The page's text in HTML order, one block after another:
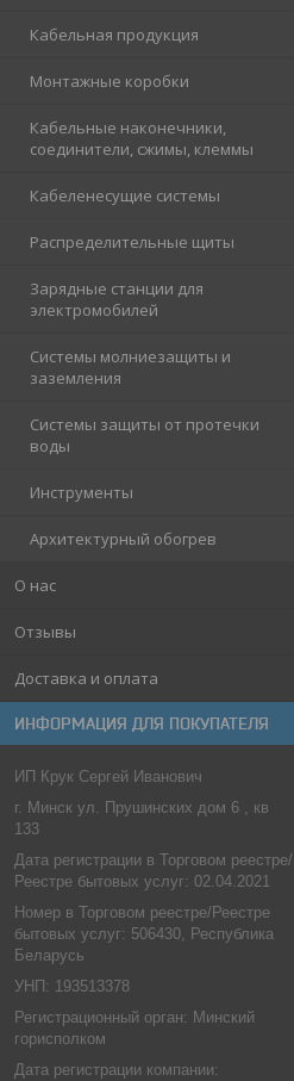
Кабельная продукция
Монтажные коробки
Кабельные наконечники,
соединители, сжимы, клеммы
Кабеленесущие системы
Распределительные щиты
Зарядные станции для
электромобилей
Системы молниезащиты и
заземления
Системы защиты от протечки
воды
Инструменты
Архитектурный обогрев
О нас
Отзывы
Доставка и оплата
ИНФОРМАЦИЯ ДЛЯ ПОКУПАТЕЛЯ
ИП Крук Сергей Иванович
г. Минск ул. Прушинских дом 6 , кв
133
Дата регистрации в Торговом реестре/
Реестре бытовых услуг: 02.04.2021
Номер в Торговом реестре/Реестре
бытовых услуг: 506430, Республика
Беларусь
УНП: 193513378
Регистрационный орган: Минский
горисполком
Дата регистрации компании: